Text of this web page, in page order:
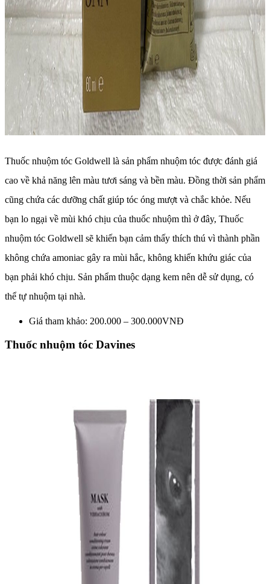
Thuốc nhuộm tóc Goldwell là sản phẩm nhuộm tóc được đánh giá
cao về khả năng lên màu tươi sáng và bền màu. Đồng thời sản phẩm
cũng chứa các dưỡng chất giúp tóc óng mượt và chắc khỏe. Nếu
bạn lo ngại về mùi khó chịu của thuốc nhuộm thì ở đây, Thuốc
nhuộm tóc Goldwell sẽ khiến bạn cảm thấy thích thú vì thành phần
không chứa amoniac gây ra mùi hắc, không khiến khứu giác của
bạn phải khó chịu. Sản phẩm thuộc dạng kem nên dễ sử dụng, có
thể tự nhuộm tại nhà.
Giá tham khảo: 200.000 – 300.000VNĐ
Thuốc nhuộm tóc Davines